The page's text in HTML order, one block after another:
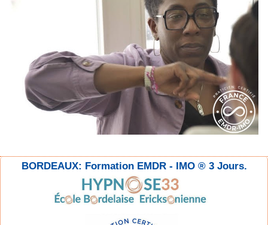
BORDEAUX: Formation EMDR - IMO ® 3 Jours.